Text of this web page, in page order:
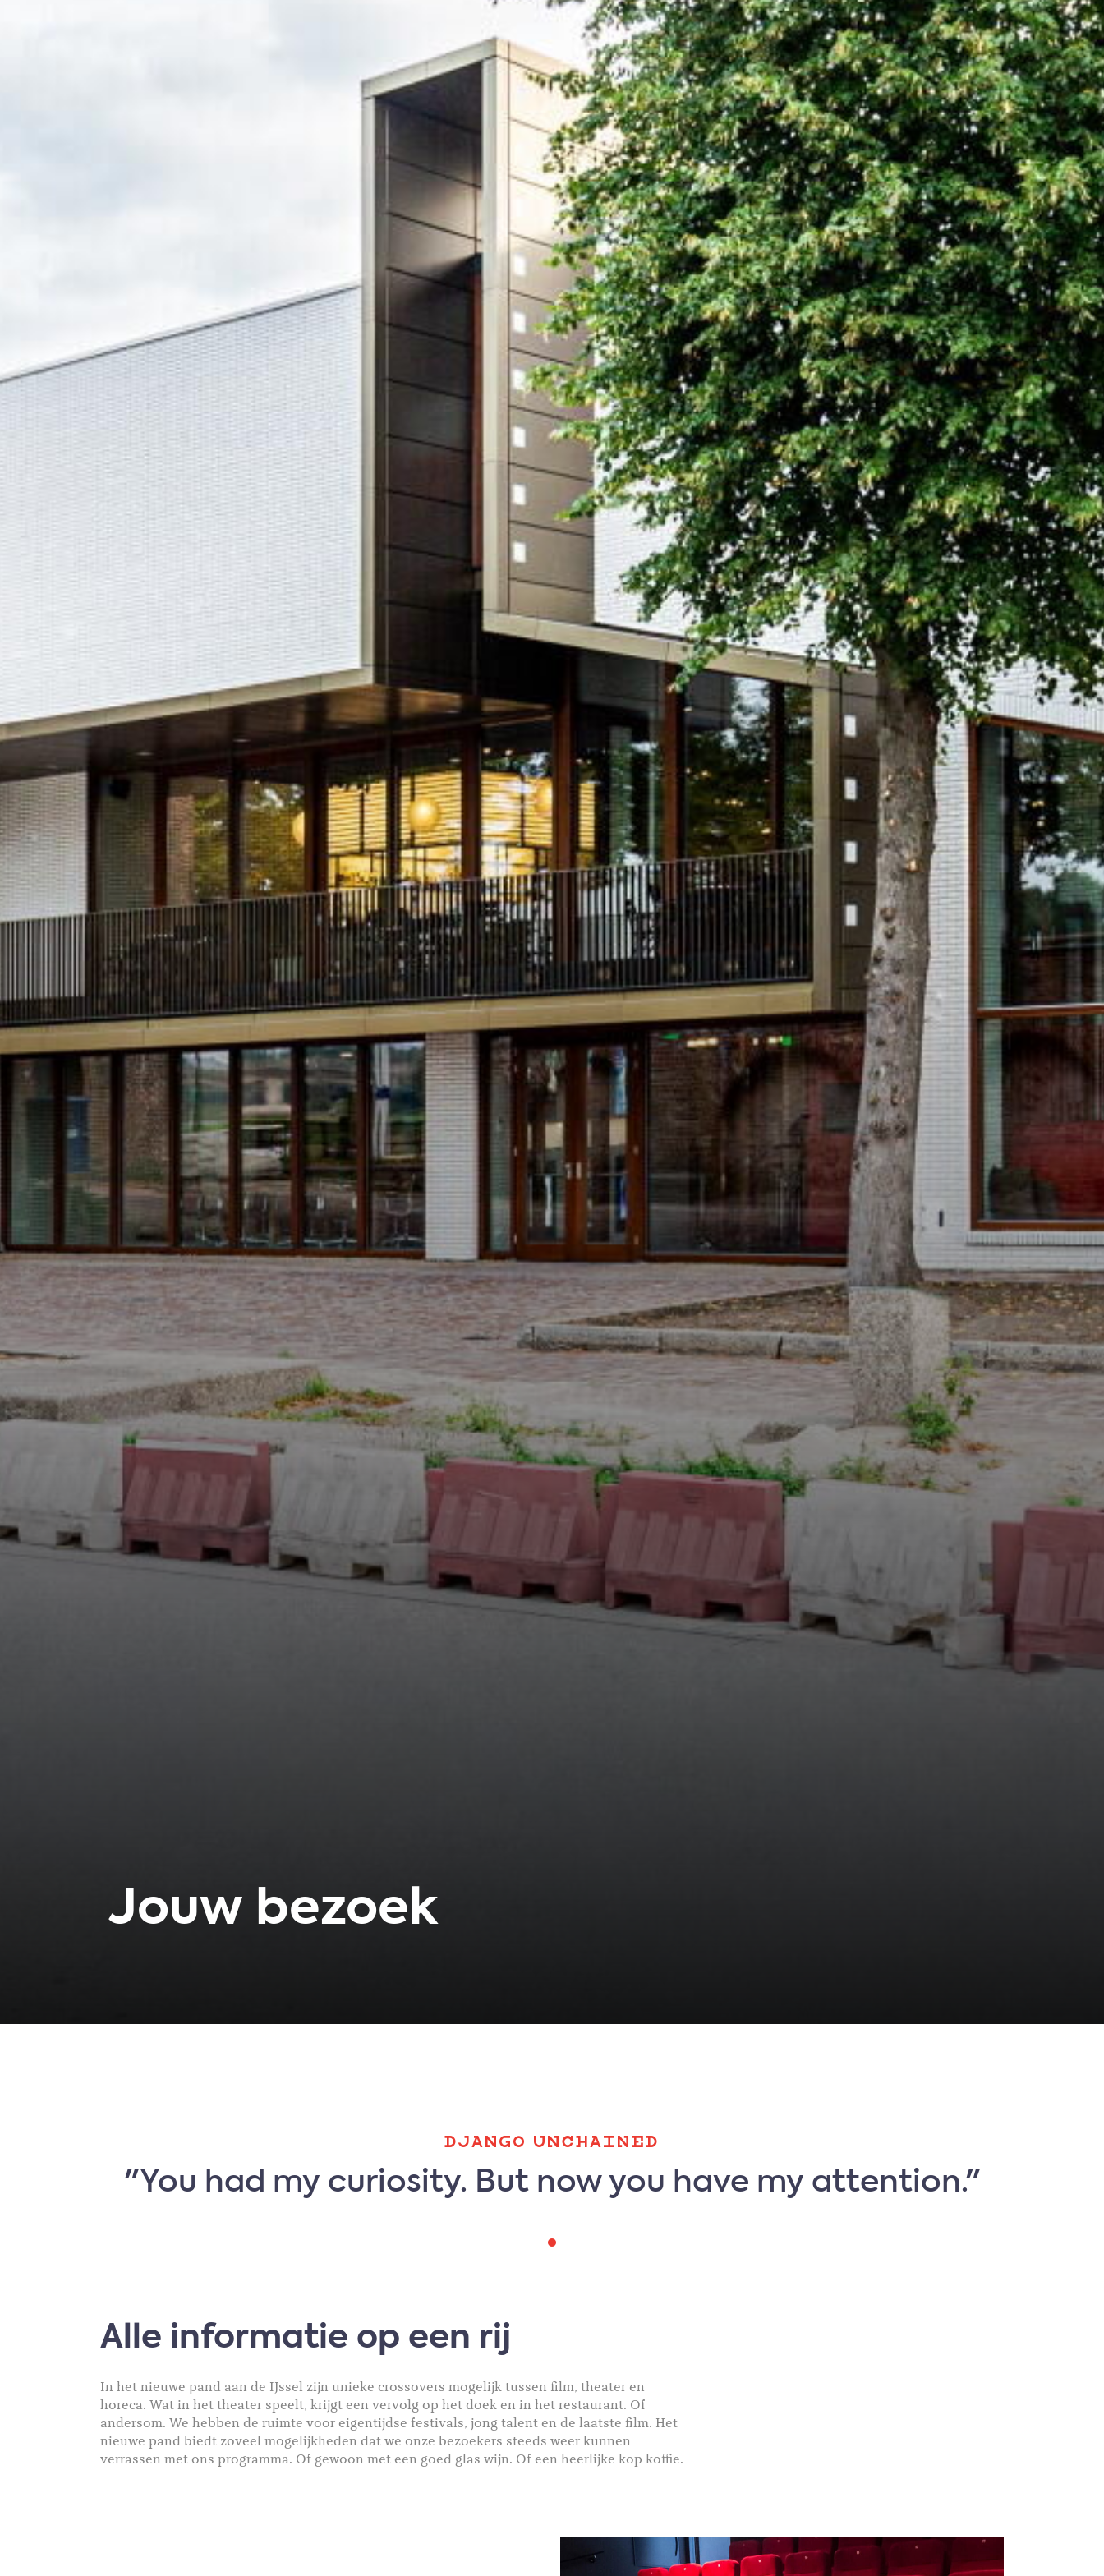
Jouw bezoek
DJANGO UNCHAINED
"You had my curiosity. But now you have my attention."
Alle informatie op een rij
In het nieuwe pand aan de IJssel zijn unieke crossovers mogelijk tussen film, theater en
horeca. Wat in het theater speelt, krijgt een vervolg op het doek en in het restaurant. Of
andersom. We hebben de ruimte voor eigentijdse festivals, jong talent en de laatste film. Het
nieuwe pand biedt zoveel mogelijkheden dat we onze bezoekers steeds weer kunnen
verrassen met ons programma. Of gewoon met een goed glas wijn. Of een heerlijke kop koffie.